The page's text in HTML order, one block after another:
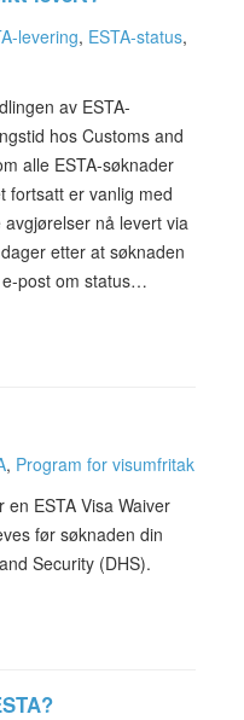
levering, ESTA-status,
av ESTA-
hos Customs and
alle ESTA-søknader
fortsatt er vanlig med
nå levert via
etter at søknaden
post om status…
, Program for visumfritak
ESTA Visa Waiver
før søknaden din
Security (DHS).